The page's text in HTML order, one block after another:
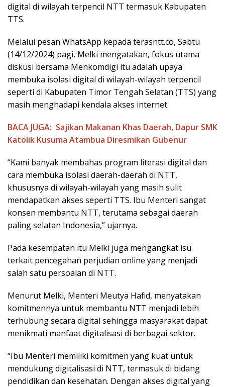
digital di wilayah terpencil NTT termasuk Kabupaten
TTS.
Melalui pesan WhatsApp kepada terasntt.co, Sabtu
(14/12/2024) pagi, Melki mengatakan, fokus utama
diskusi bersama Menkomdigi itu adalah upaya
membuka isolasi digital di wilayah-wilayah terpencil
seperti di Kabupaten Timor Tengah Selatan (TTS) yang
masih menghadapi kendala akses internet.
BACA JUGA: Sajikan Makanan Khas Daerah, Dapur SMK
Katolik Kusuma Atambua Diresmikan Gubenur
“Kami banyak membahas program literasi digital dan
cara membuka isolasi daerah-daerah di NTT,
khususnya di wilayah-wilayah yang masih sulit
mendapatkan akses seperti TTS. Ibu Menteri sangat
konsen membantu NTT, terutama sebagai daerah
paling selatan Indonesia,” ujarnya.
Pada kesempatan itu Melki juga mengangkat isu
terkait pencegahan perjudian online yang menjadi
salah satu persoalan di NTT.
Menurut Melki, Menteri Meutya Hafid, menyatakan
komitmennya untuk membantu NTT menjadi lebih
terhubung secara digital sehingga masyarakat dapat
menikmati manfaat digitalisasi di berbagai sektor.
“Ibu Menteri memiliki komitmen yang kuat untuk
mendukung digitalisasi di NTT, termasuk di bidang
pendidikan dan kesehatan. Dengan akses digital yang